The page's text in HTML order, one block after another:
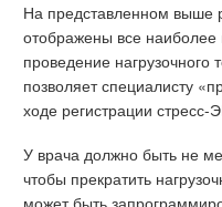
На представленном выше
отображены все
проведение нагрузочного
позволяет специалисту
ходе регистрации стресс-
У врача должно быть не
чтобы прекратить